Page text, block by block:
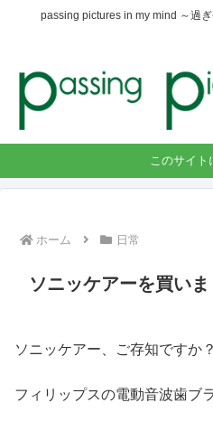
passing pictures in my mind ～過
このサイト
ホーム 日常
ソニッケアーを買いま
ソニッケアー、ご存知ですか？
フィリップスの電動音波歯ブ